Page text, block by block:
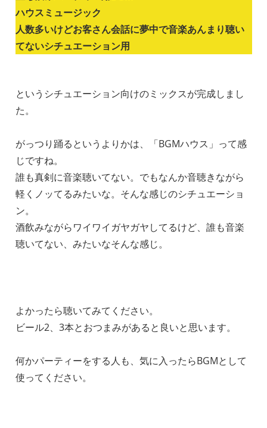
ハウスミュージック
人数多いけどお客さん会話に夢中で音楽あんまり聴い
てないシチュエーション用
というシチュエーション向けのミックスが完成しまし
た。
がっつり踊るというよりかは、「BGMハウス」って感
じですね。
誰も真剣に音楽聴いてない。でもなんか音聴きながら
軽くノッてるみたいな。そんな感じのシチュエーショ
ン。
酒飲みながらワイワイガヤガヤしてるけど、誰も音楽
聴いてない、みたいなそんな感じ。
よかったら聴いてみてください。
ビール2、3本とおつまみがあると良いと思います。
何かパーティーをする人も、気に入ったらBGMとして
使ってください。